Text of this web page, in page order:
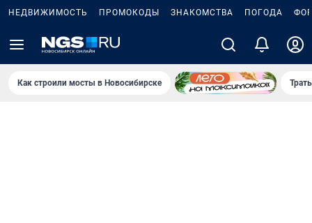
НЕДВИЖИМОСТЬ ПРОМОКОДЫ ЗНАКОМСТВА ПОГОДА
Как строили мосты в Новосибирске